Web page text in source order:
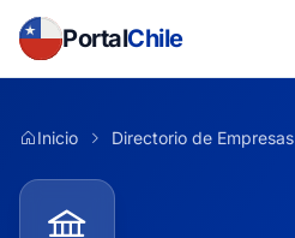
PortalChile
Inicio Directorio de Empresas